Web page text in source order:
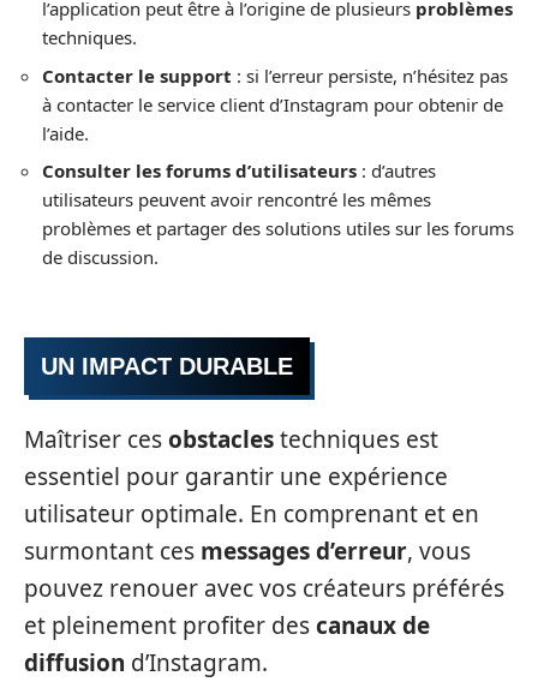
l’application peut être à l’origine de plusieurs problèmes
techniques.
Contacter le support : si l’erreur persiste, n’hésitez pas
à contacter le service client d’Instagram pour obtenir de
l’aide.
Consulter les forums d’utilisateurs : d’autres
utilisateurs peuvent avoir rencontré les mêmes
problèmes et partager des solutions utiles sur les forums
de discussion.
UN IMPACT DURABLE
Maîtriser cesobstaclestechniques est
essentiel pour garantir une expérience
utilisateur optimale. En comprenant et en
surmontant ces messages d’erreur, vous
pouvez renouer avec vos créateurs préférés
et pleinement profiter descanaux de
diffusion d’Instagram.